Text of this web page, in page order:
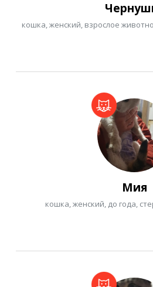
кошка, женский, взрослое
Мия
кошка, женский, до года,